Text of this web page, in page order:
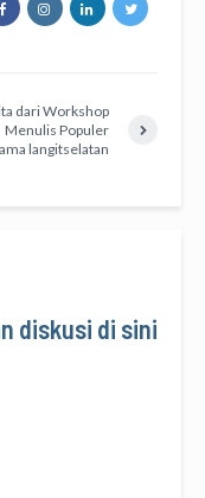
dari Workshop
Menulis Populer
langitselatan
diskusi di sini